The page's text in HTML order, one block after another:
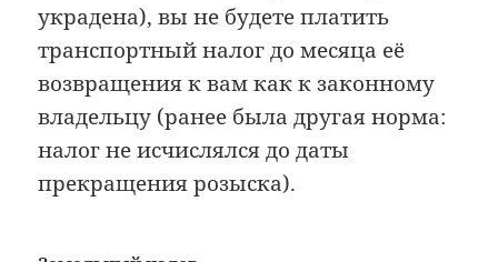
украдена), вы не будете платить
транспортный налог до месяца её
возвращения к вам как к законному
владельцу (ранее была другая норма:
налог не исчислялся до даты
прекращения розыска).